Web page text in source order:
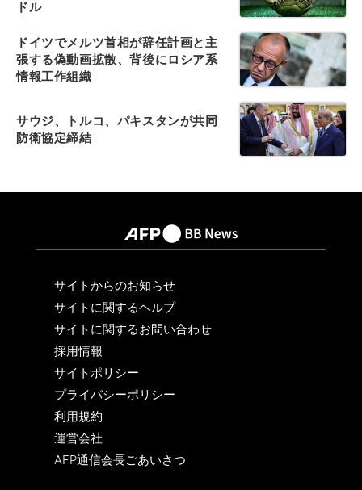
ドル
ドイツでメルツ首相が辞任計画と主
張する偽動画拡散、背後にロシア系
情報工作組織
サウジ、トルコ、パキスタンが共同
防衛協定締結
サイトからのお知らせ
サイトに関するヘルプ
サイトに関するお問い合わせ
採用情報
サイトポリシー
プライバシーポリシー
利用規約
運営会社
AFP通信会長ごあいさつ